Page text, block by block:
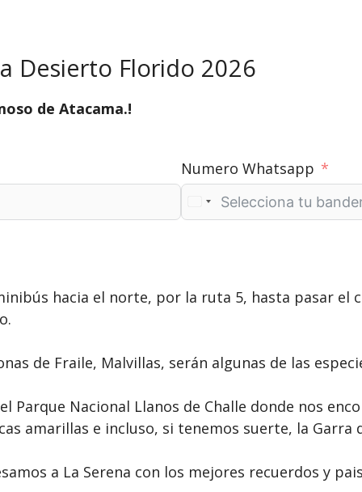
Desierto Florido 2026
de Atacama.!
Numero Whatsapp
hacia el norte, por la ruta 5, hasta pasar el
de Fraile, Malvillas, serán algunas de las
Parque Nacional Llanos de Challe donde nos
amarillas e incluso, si tenemos suerte, la Garra
a La Serena con los mejores recuerdos y